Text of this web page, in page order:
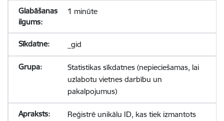
1 minūte
_gid
Statistikas sīkdatnes (nepieciešamas, lai
uzlabotu vietnes darbību un
pakalpojumus)
Reģistrē unikālu ID, kas tiek izmantots